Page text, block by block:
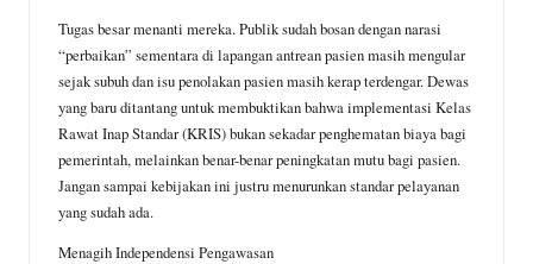
Tugas besar menanti mereka. Publik sudah bosan dengan narasi
“perbaikan” sementara di lapangan antrean pasien masih mengular
sejak subuh dan isu penolakan pasien masih kerap terdengar. Dewas
yang baru ditantang untuk membuktikan bahwa implementasi Kelas
Rawat Inap Standar (KRIS) bukan sekadar penghematan biaya bagi
pemerintah, melainkan benar-benar peningkatan mutu bagi pasien.
Jangan sampai kebijakan ini justru menurunkan standar pelayanan
yang sudah ada.
Menagih Independensi Pengawasan